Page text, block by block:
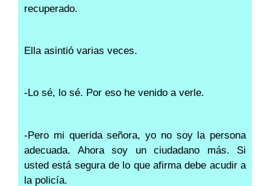
recuperado.
Ella asintió varias veces.
-Lo sé, lo sé. Por eso he venido a verle.
-Pero mi querida señora, yo no soy la persona
adecuada. Ahora soy un ciudadano más. Si
usted está segura de lo que afirma debe acudir a
la policía.